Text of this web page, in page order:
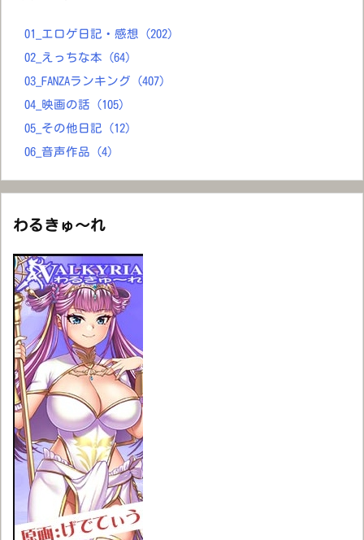
01_エロゲ日記・感想
(202)
02_えっちな本
(64)
03_FANZAランキング
(407)
04_映画の話
(105)
05_その他日記
(12)
06_音声作品
(4)
わるきゅ～れ